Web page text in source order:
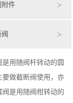
附件 >
>
用随阀杆转动的圆
做截断阀使用，亦
是用随阀柑转动的